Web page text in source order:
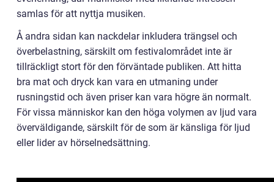
samlas för att nyttja musiken.
Å andra sidan kan nackdelar inkludera trängsel och
överbelastning, särskilt om festivalområdet inte är
tillräckligt stort för den förväntade publiken. Att hitta
bra mat och dryck kan vara en utmaning under
rusningstid och även priser kan vara högre än normalt.
För vissa människor kan den höga volymen av ljud vara
överväldigande, särskilt för de som är känsliga för ljud
eller lider av hörselnedsättning.